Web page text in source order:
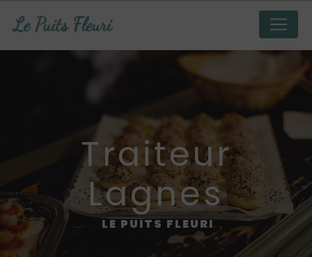
traiteur
Lagnes
LE PUITS FLEURI